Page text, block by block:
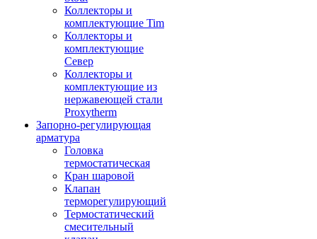
Коллекторы и
комплектующие Tim
Коллекторы и
комплектующие
Север
Коллекторы и
комплектующие из
нержавеющей стали
Proxytherm
Запорно-регулирующая
арматура
Головка
термостатическая
Кран шаровой
Клапан
терморегулирующий
Термостатический
смесительный